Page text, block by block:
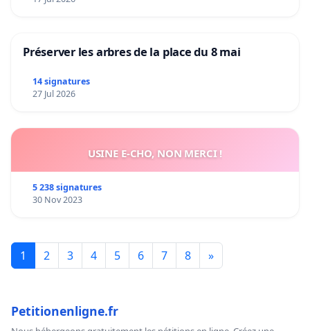
Préserver les arbres de la place du 8 mai
14 signatures
27 Jul 2026
USINE E-CHO, NON MERCI !
5 238 signatures
30 Nov 2023
1 2 3 4 5 6 7 8 »
Petitionenligne.fr